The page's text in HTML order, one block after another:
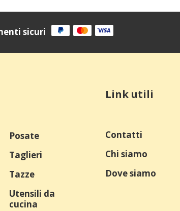
sicuri
Posate
Taglieri
Tazze
Utensili da
cucina
Link utili
Contatti
Chi siamo
Dove siamo